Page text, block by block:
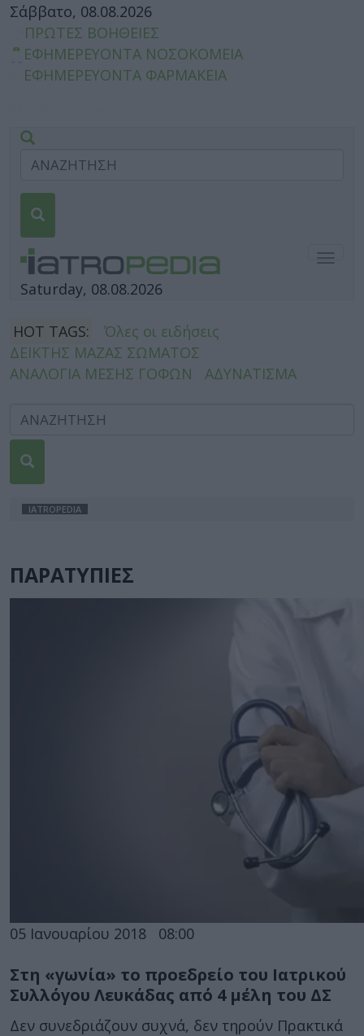
Σάββατο, 08.08.2026
ΠΡΩΤΕΣ ΒΟΗΘΕΙΕΣ
ΕΦΗΜΕΡΕΥΟΝΤΑ ΝΟΣΟΚΟΜΕΙΑ
ΕΦΗΜΕΡΕΥΟΝΤΑ ΦΑΡΜΑΚΕΙΑ
Saturday, 08.08.2026
HOT TAGS:
Όλες οι ειδήσεις
ΔΕΙΚΤΗΣ ΜΑΖΑΣ ΣΩΜΑΤΟΣ
ΑΝΑΛΟΓΙΑ ΜΕΣΗΣ ΓΟΦΩΝ
ΑΔΥΝΑΤΙΣΜΑ
IATROPEDIA
ΠΑΡΑΤΥΠΙΕΣ
05 Ιανουαρίου 2018 08:00
Στη «γωνία» το προεδρείο του Ιατρικού
Συλλόγου Λευκάδας από 4 μέλη του ΔΣ
Δεν συνεδριάζουν συχνά, δεν τηρούν Πρακτικά